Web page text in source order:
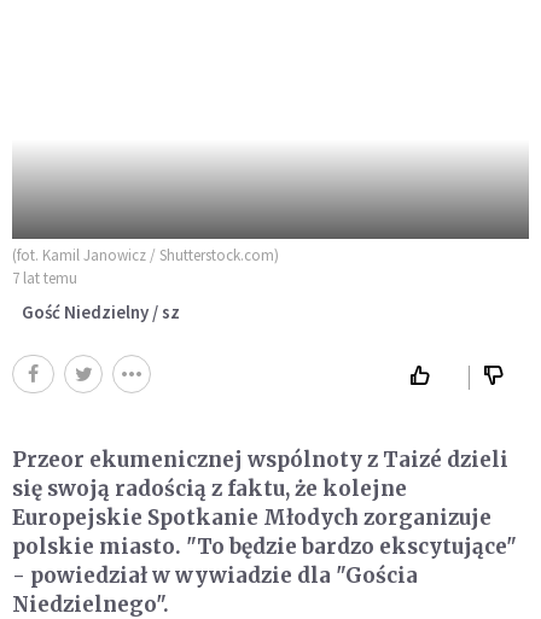
(fot. Kamil Janowicz / Shutterstock.com)
7 lat temu
Gość Niedzielny / sz
Przeor ekumenicznej wspólnoty z Taizé dzieli
się swoją radością z faktu, że kolejne
Europejskie Spotkanie Młodych zorganizuje
polskie miasto. "To będzie bardzo ekscytujące"
- powiedział w wywiadzie dla "Gościa
Niedzielnego".